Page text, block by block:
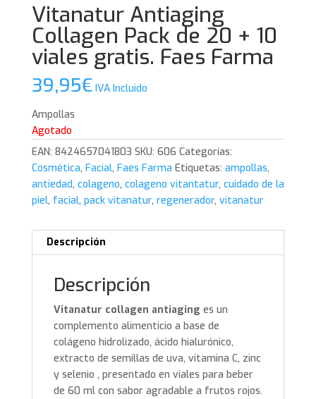
Vitanatur Antiaging
Collagen Pack de 20 + 10
viales gratis. Faes Farma
39,95€ IVA Incluido
Ampollas
Agotado
EAN: 8424657041803 SKU: 606 Categorías:
Cosmética, Facial, Faes Farma Etiquetas: ampollas,
antiedad, colageno, colageno vitantatur, cuidado de la
piel, facial, pack vitanatur, regenerador, vitanatur
Descripción
Descripción
Vitanatur collagen antiaging es un
complemento alimenticio a base de
colágeno hidrolizado, ácido hialurónico,
extracto de semillas de uva, vitamina C, zinc
y selenio , presentado en viales para beber
de 60 ml con sabor agradable a frutos rojos.